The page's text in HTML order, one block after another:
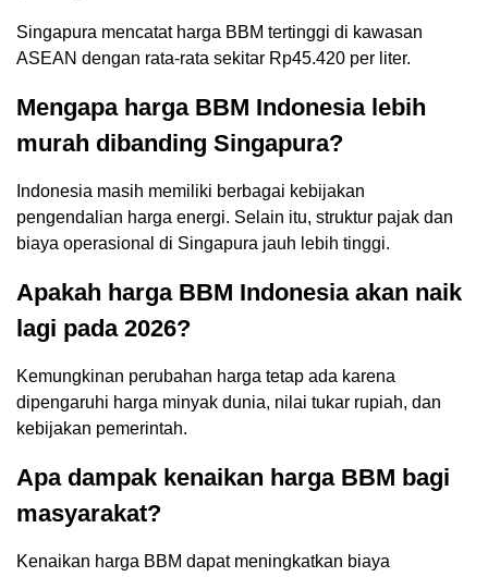
Singapura mencatat harga BBM tertinggi di kawasan
ASEAN dengan rata-rata sekitar Rp45.420 per liter.
Mengapa harga BBM Indonesia lebih
murah dibanding Singapura?
Indonesia masih memiliki berbagai kebijakan
pengendalian harga energi. Selain itu, struktur pajak dan
biaya operasional di Singapura jauh lebih tinggi.
Apakah harga BBM Indonesia akan naik
lagi pada 2026?
Kemungkinan perubahan harga tetap ada karena
dipengaruhi harga minyak dunia, nilai tukar rupiah, dan
kebijakan pemerintah.
Apa dampak kenaikan harga BBM bagi
masyarakat?
Kenaikan harga BBM dapat meningkatkan biaya